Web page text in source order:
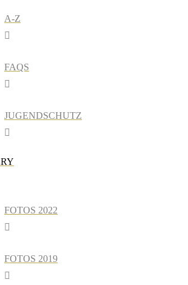
A-Z
FAQS
JUGENDSCHUTZ
FOTOS 2022
FOTOS 2019